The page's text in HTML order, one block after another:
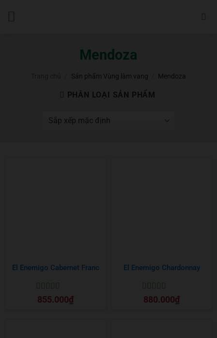
Mendoza
Sản phẩm Vùng làm vang Mendoza
PHÂN LOẠI SẢN PHẨM
El Enemigo Cabernet Franc
Được xếp
hạng55 sao
855.000₫
El Enemigo Chardonnay
Được xếp
hạng55 sao
880.000₫